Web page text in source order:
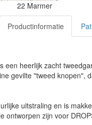
22 Marmer
Productinformatie
een heerlijk zacht
gevilte "tweed knopen",
uitstraling en is
ontworpen zijn voor